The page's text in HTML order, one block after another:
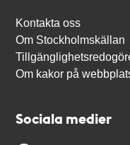
Kontakta oss
Om Stockholmskällan
Om kakor på
Sociala medier